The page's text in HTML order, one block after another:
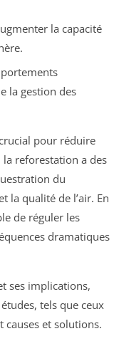
la capacité
la gestion des
pour réduire
reforestation a des
du
la qualité de l’air. En
de réguler les
dramatiques
ses implications,
tels que ceux
causes et solutions.